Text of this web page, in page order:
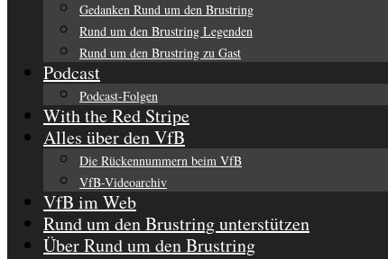
Gedanken Rund um den Brustring
Rund um den Brustring Legenden
Rund um den Brustring zu Gast
Podcast
Podcast-Folgen
With the Red Stripe
Alles über den VfB
Die Rückennummern beim VfB
VfB-Videoarchiv
VfB im Web
Rund um den Brustring unterstützen
Über Rund um den Brustring